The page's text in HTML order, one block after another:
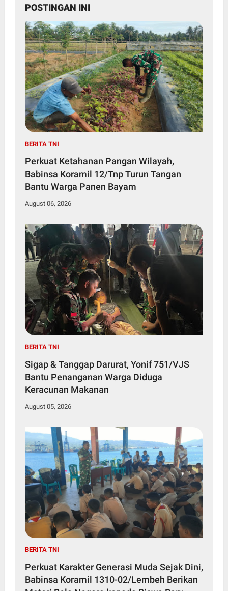
POSTINGAN INI
BERITA TNI
Perkuat Ketahanan Pangan Wilayah,
Babinsa Koramil 12/Tnp Turun Tangan
Bantu Warga Panen Bayam
August 06, 2026
BERITA TNI
Sigap & Tanggap Darurat, Yonif 751/VJS
Bantu Penanganan Warga Diduga
Keracunan Makanan
August 05, 2026
BERITA TNI
Perkuat Karakter Generasi Muda Sejak Dini,
Babinsa Koramil 1310-02/Lembeh Berikan